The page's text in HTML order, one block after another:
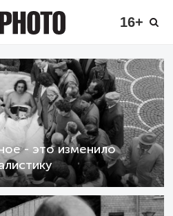
16+
- это изменило